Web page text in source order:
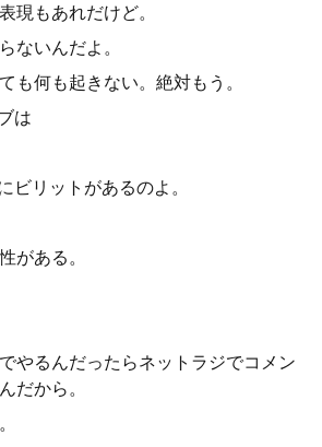
現もあれだけど。
ないんだよ。
も何も起きない。絶対もう。
は
ビリットがあるのよ。
がある。
やるんだったらネットラジでコメン
だから。